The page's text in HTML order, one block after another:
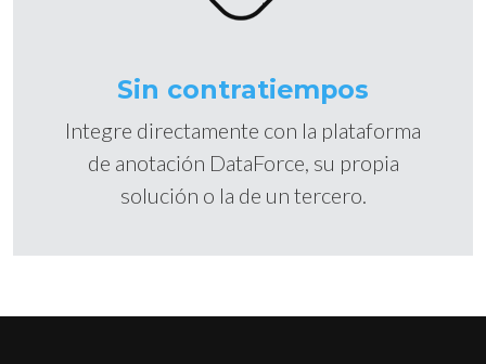
Sin contratiempos
Integre directamente con la plataforma
de anotación DataForce, su propia
solución o la de un tercero.